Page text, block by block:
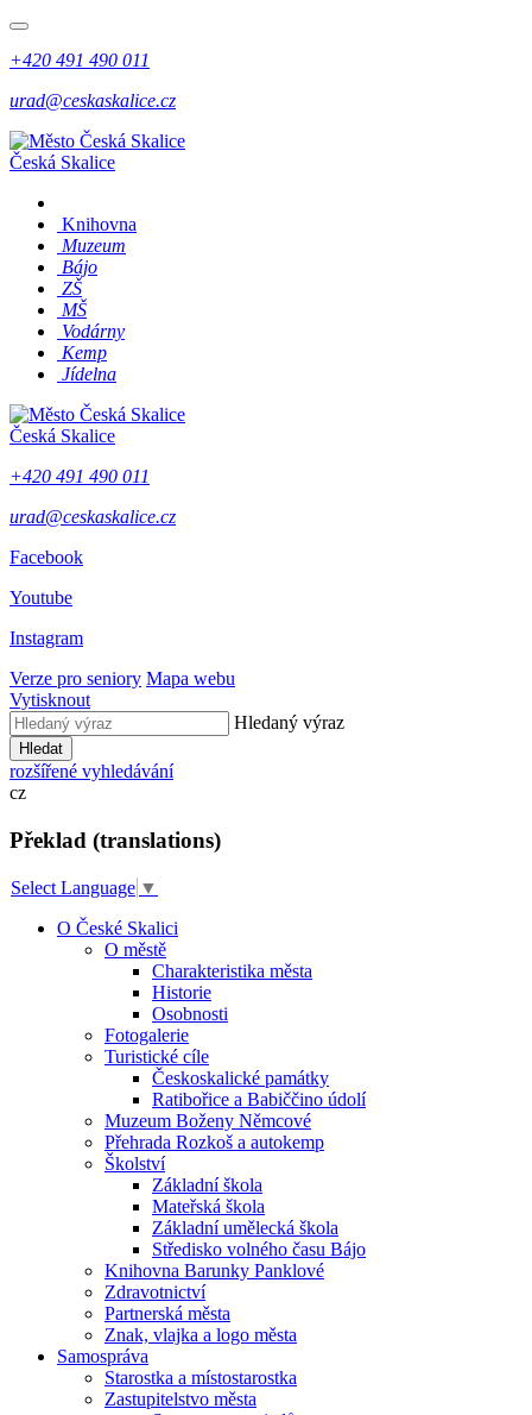
+420 491 490 011
urad@ceskaskalice.cz
Česká Skalice
Knihovna
Muzeum
Bájo
ZŠ
MŠ
Vodárny
Kemp
Jídelna
Česká Skalice
+420 491 490 011
urad@ceskaskalice.cz
Facebook
Youtube
Instagram
Verze pro seniory Mapa webu
Vytisknout
Hledaný výraz
Hledat
rozšířené vyhledávání
cz
Překlad (translations)
Select Language ▼
O České Skalici
O městě
Charakteristika města
Historie
Osobnosti
Fotogalerie
Turistické cíle
Českoskalické památky
Ratibořice a Babiččino údolí
Muzeum Boženy Němcové
Přehrada Rozkoš a autokemp
Školství
Základní škola
Mateřská škola
Základní umělecká škola
Středisko volného času Bájo
Knihovna Barunky Panklové
Zdravotnictví
Partnerská města
Znak, vlajka a logo města
Samospráva
Starostka a místostarostka
Zastupitelstvo města